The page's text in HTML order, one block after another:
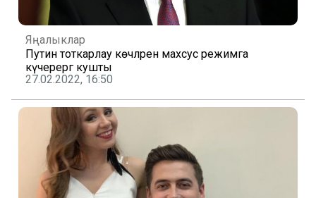
Яңалыклар
Путин тоткарлау көчләрен махсус режимга
күчерергә кушты
27.02.2022, 16:50